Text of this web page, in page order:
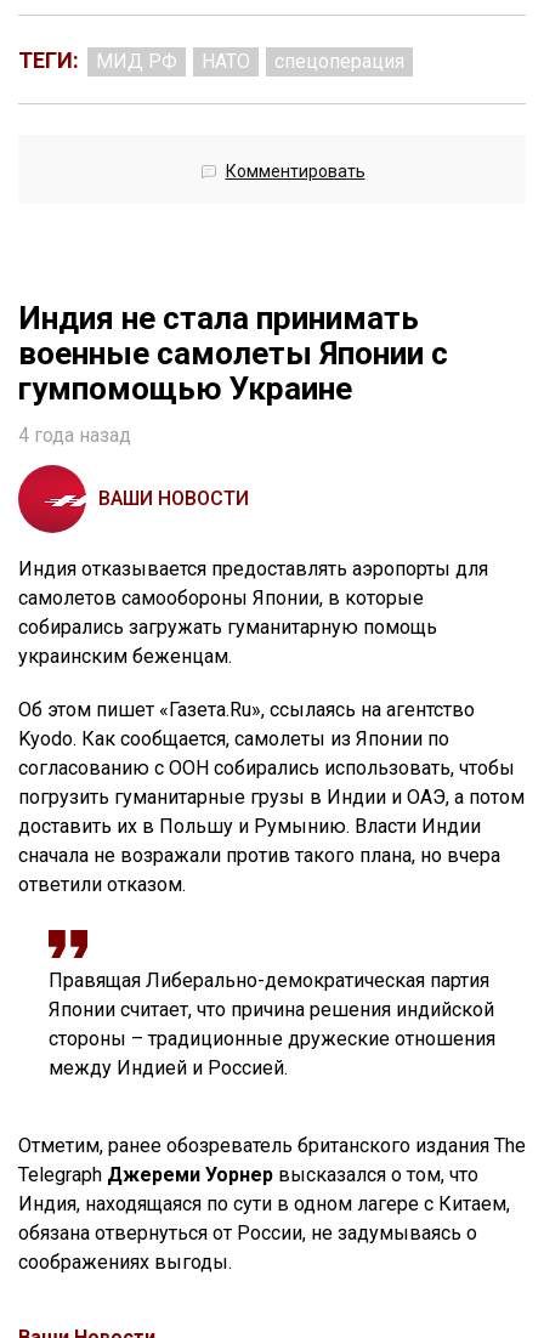
ТЕГИ: МИД РФ НАТО спецоперация
Комментировать
Индия не стала принимать
военные самолеты Японии с
гумпомощью Украине
4 года назад
ВАШИ НОВОСТИ
Индия отказывается предоставлять аэропорты для
самолетов самообороны Японии, в которые
собирались загружать гуманитарную помощь
украинским беженцам.
Об этом пишет «Газета.Ru», ссылаясь на агентство
Kyodo. Как сообщается, самолеты из Японии по
согласованию с ООН собирались использовать, чтобы
погрузить гуманитарные грузы в Индии и ОАЭ, а потом
доставить их в Польшу и Румынию. Власти Индии
сначала не возражали против такого плана, но вчера
ответили отказом.
Правящая Либерально-демократическая партия
Японии считает, что причина решения индийской
стороны – традиционные дружеские отношения
между Индией и Россией.
Отметим, ранее обозреватель британского издания The
Telegraph Джереми Уорнер высказался о том, что
Индия, находящаяся по сути в одном лагере с Китаем,
обязана отвернуться от России, не задумываясь о
соображениях выгоды.